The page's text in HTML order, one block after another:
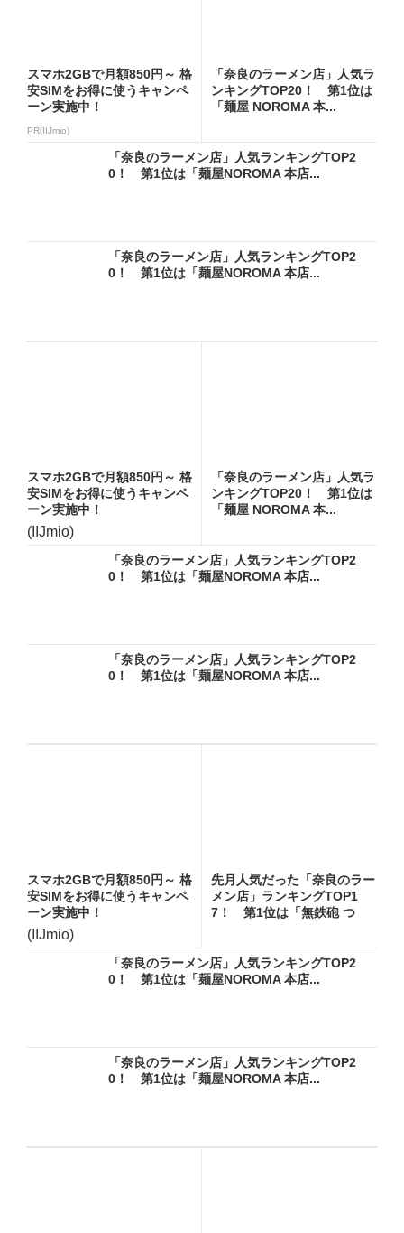
スマホ2GBで月額850円～ 格
安SIMをお得に使うキャンペ
ーン実施中！
PR(IIJmio)
「奈良のラーメン店」人気ラ
ンキングTOP20！ 第1位は
「麺屋 NOROMA 本...
「奈良のラーメン店」人気ランキングTOP2
0！ 第1位は「麺屋NOROMA 本店...
「奈良のラーメン店」人気ランキングTOP2
0！ 第1位は「麺屋NOROMA 本店...
スマホ2GBで月額850円～ 格
安SIMをお得に使うキャンペ
ーン実施中！
(IIJmio)
「奈良のラーメン店」人気ラ
ンキングTOP20！ 第1位は
「麺屋 NOROMA 本...
「奈良のラーメン店」人気ランキングTOP2
0！ 第1位は「麺屋NOROMA 本店...
「奈良のラーメン店」人気ランキングTOP2
0！ 第1位は「麺屋NOROMA 本店...
スマホ2GBで月額850円～ 格
安SIMをお得に使うキャンペ
ーン実施中！
(IIJmio)
先月人気だった「奈良のラー
メン店」ランキングTOP1
7！ 第1位は「無鉄砲 つ
「奈良のラーメン店」人気ランキングTOP2
0！ 第1位は「麺屋NOROMA 本店...
「奈良のラーメン店」人気ランキングTOP2
0！ 第1位は「麺屋NOROMA 本店...